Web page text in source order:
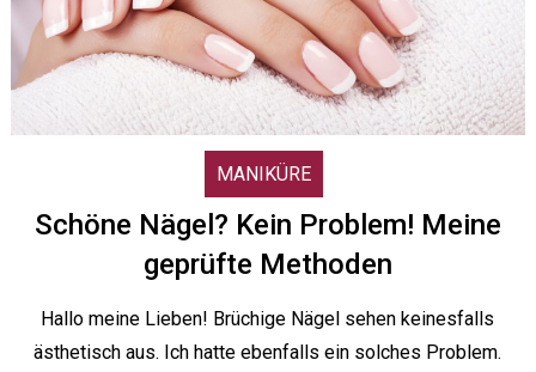
MANIKÜRE
Schöne Nägel? Kein Problem! Meine
geprüfte Methoden
Hallo meine Lieben! Brüchige Nägel sehen keinesfalls
ästhetisch aus. Ich hatte ebenfalls ein solches Problem.